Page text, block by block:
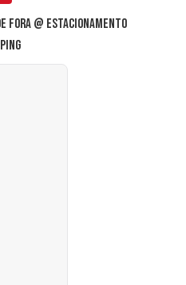
Fora @ estacionamento